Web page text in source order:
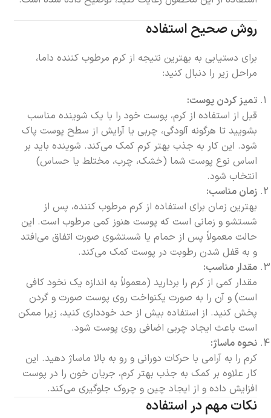
روش صحیح استفاده
برای دستیابی به بهترین نتیجه از کرم مرطوب کننده داما،
مراحل زیر را دنبال کنید:
تمیز کردن پوست:
قبل از استفاده از کرم، پوست خود را با یک شوینده مناسب
بشویید تا هرگونه آلودگی، چربی یا آرایش از سطح پوست پاک
شود. این کار به جذب بهتر کرم کمک می‌کند. شوینده باید بر
اساس نوع پوست شما (خشک، چرب، مختلط یا حساس)
انتخاب شود.
زمان مناسب:
بهترین زمان برای استفاده از کرم مرطوب کننده، پس از
شستشو و زمانی است که پوست هنوز کمی مرطوب است. این
حالت معمولاً پس از حمام یا شستشوی صورت اتفاق می‌افتد
و به قفل شدن رطوبت در پوست کمک می‌کند.
مقدار مناسب:
مقدار کمی از کرم را بردارید (معمولاً به اندازه یک نخود کافی
است) و آن را به صورت یکنواخت روی پوست صورت و گردن
پخش کنید. از استفاده بیش از حد خودداری کنید، زیرا ممکن
است باعث ایجاد چربی اضافی روی پوست شود.
نحوه ماساژ:
کرم را به آرامی با حرکات دورانی و رو به بالا ماساژ دهید. این
کار علاوه بر کمک به جذب بهتر کرم، جریان خون را در پوست
افزایش داده و از ایجاد چین و چروک جلوگیری می‌کند.
نکات مهم در استفاده